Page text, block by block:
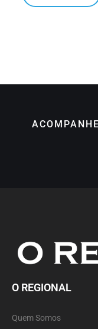
O REGIONAL
Quem Somos